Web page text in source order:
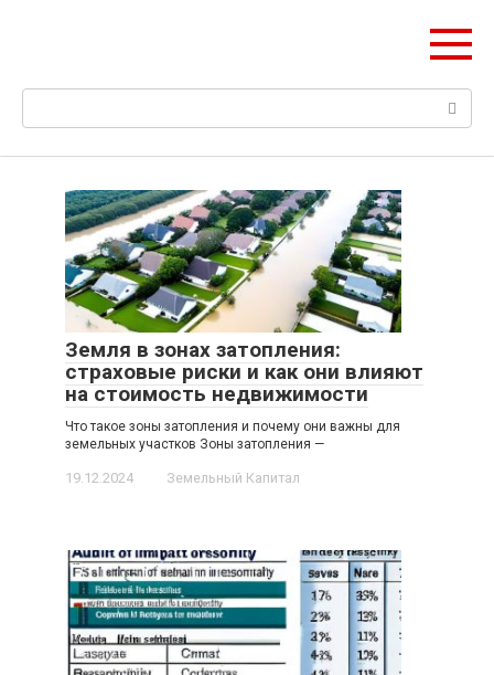
Поиск:
Земля в зонах затопления:
страховые риски и как они влияют
на стоимость недвижимости
Что такое зоны затопления и почему они важны для
земельных участков Зоны затопления —
19.12.2024 Земельный Капитал